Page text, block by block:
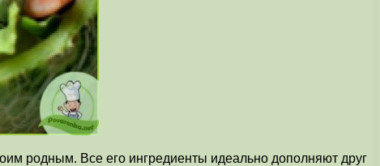
родным. Все его ингредиенты идеально дополняют друг